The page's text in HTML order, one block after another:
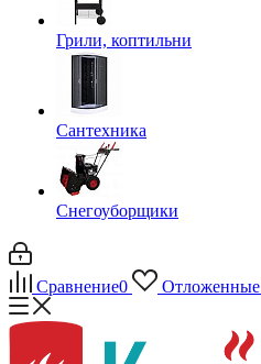
Грили, коптильни
Сантехника
Снегоуборщики
Сравнение0 Отложенные